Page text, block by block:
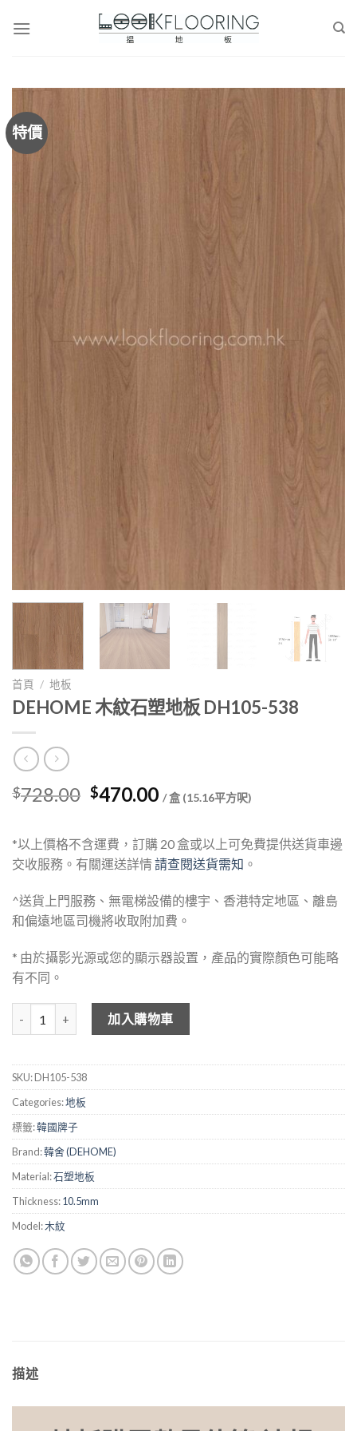
特價
首頁 / 地板
DEHOME 木紋石塑地板 DH105-538
$728.00 Original
was:
$728.00.
$470.00Current
$470.00.
/ 盒 (15.16平方呎)
*以上價格不含運費，訂購 20 盒或以上可免費提供送貨車邊
交收服務。有關運送詳情請查閱送貨需知 。
^送貨上門服務、無電梯設備的樓宇、香港特定地區、離島
和偏遠地區司機將收取附加費。
* 由於攝影光源或您的顯示器設置，產品的實際顏色可能略
有不同。
DEHOME 木紋石塑地板 DH105-538 數量
加入購物車
SKU:DH105-538
Categories:地板
標籤:韓國牌子
Brand:韓舍 (DEHOME)
Material:石塑地板
Thickness:10.5mm
Model:木紋
描述